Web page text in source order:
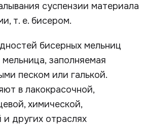
суспензии материала
т. е. бисером.
бисерных мельниц
мельница, заполняемая
песком или галькой.
в лакокрасочной,
химической,
других отраслях